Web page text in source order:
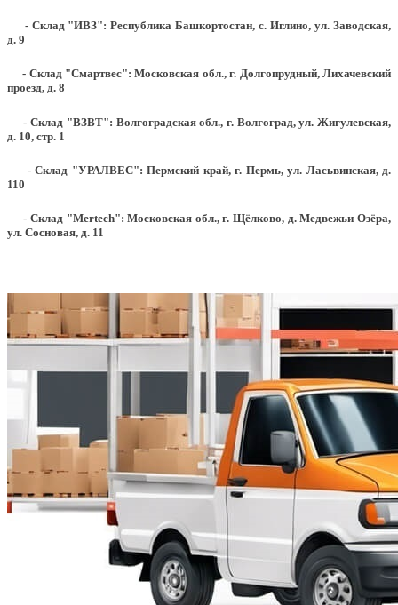
- Склад "ИВЗ": Республика Башкортостан, с. Иглино, ул. Заводская,
д. 9
- Склад "Смартвес":Московская обл., г. Долгопрудный, Лихачевский
проезд, д. 8
- Склад "ВЗВТ": Волгоградская обл., г. Волгоград, ул. Жигулевская,
д. 10, стр. 1
- Склад "УРАЛВЕС": Пермский край, г. Пермь, ул. Ласьвинская, д.
110
- Склад "Mertech": Московская обл., г. Щёлково, д. Медвежьи Озёра,
ул. Сосновая, д. 11